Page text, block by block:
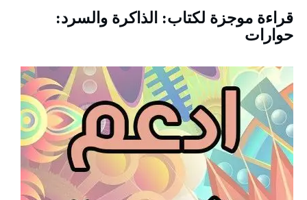
قراءة موجزة لكتاب: الذاكرة والسرد:
حوارات